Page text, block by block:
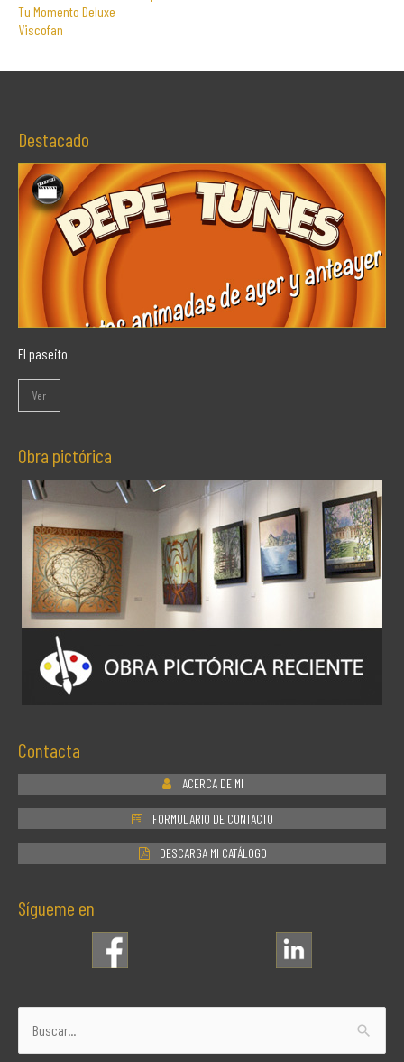
Tu Momento Deluxe
Viscofan
Destacado
El paseito
Ver
Obra pictórica
Contacta
ACERCA DE MI
FORMULARIO DE CONTACTO
DESCARGA MI CATÁLOGO
Sígueme en
Buscar
por: